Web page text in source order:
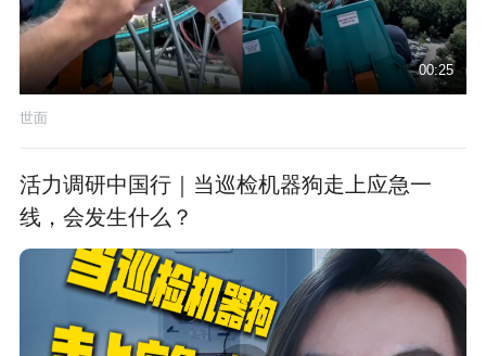
00:25
世面
活力调研中国行｜当巡检机器狗走上应急一
线，会发生什么？